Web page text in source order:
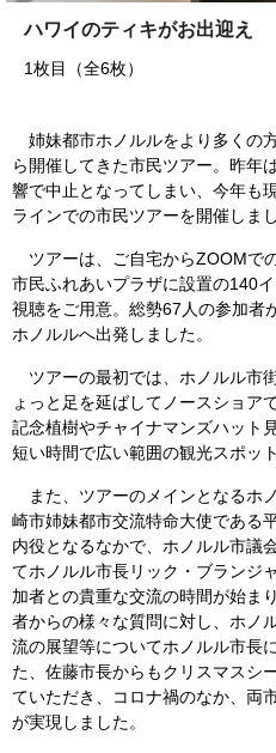
ハワイのティキがお出迎え
1枚目（全6枚）
姉妹都市ホノルルをより多くの
ら開催してきた市民ツアー。昨年
響で中止となってしまい、今年も
ラインでの市民ツアーを開催しまし
ツアーは、ご自宅からZOOMで
市民ふれあいプラザに設置の140
視聴をご用意。総勢67人の参加者
ホノルルへ出発しました。
ツアーの最初では、ホノルル市
ょっと足を延ばしてノースショア
記念植樹やチャイナマンズハット
短い時間で広い範囲の観光スポッ
また、ツアーのメインとなるホ
崎市姉妹都市交流特命大使である
内役となるなかで、ホノルル市議
てホノルル市長リック・ブランジ
加者との貴重な交流の時間が始ま
者からの様々な質問に対し、ホノ
流の展望等についてホノルル市長
た、佐藤市長からもクリスマスシ
ていただき、コロナ禍のなか、両
が実現しました。